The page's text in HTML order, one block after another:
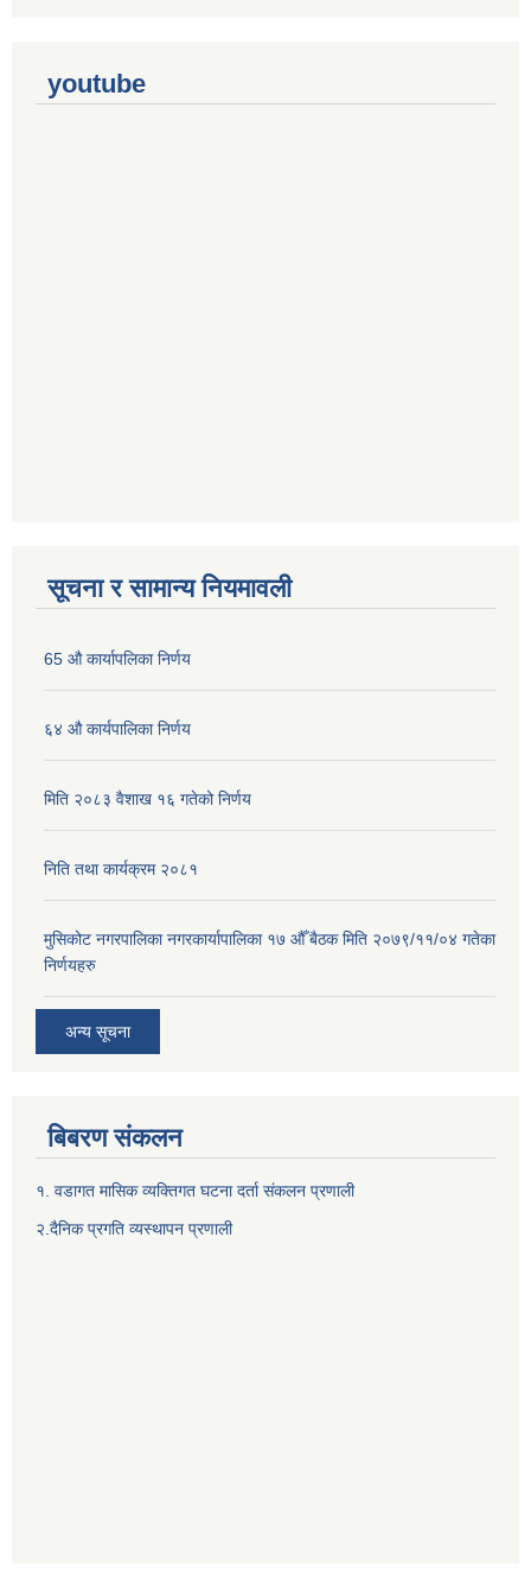
youtube
सूचना र सामान्य नियमावली
65 औ कार्यापलिका निर्णय
६४ औ कार्यपालिका निर्णय
मिति २०८३ वैशाख १६ गतेको निर्णय
निति तथा कार्यक्रम २०८१
मुसिकोट नगरपालिका नगरकार्यापालिका १७ औँ बैठक मिति २०७९/११/०४ गतेका
निर्णयहरु
अन्य सूचना
बिबरण संकलन
१. वडागत मासिक व्यक्तिगत घटना दर्ता संकलन प्रणाली
२.दैनिक प्रगति व्यस्थापन प्रणाली